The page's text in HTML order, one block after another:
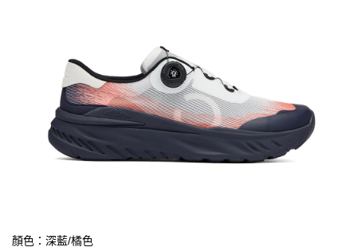
顏色：深藍/橘色